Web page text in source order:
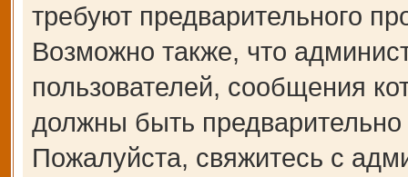
требуют предварительного
Возможно также, что
пользователей, сообщения
должны быть
Пожалуйста, свяжитесь с